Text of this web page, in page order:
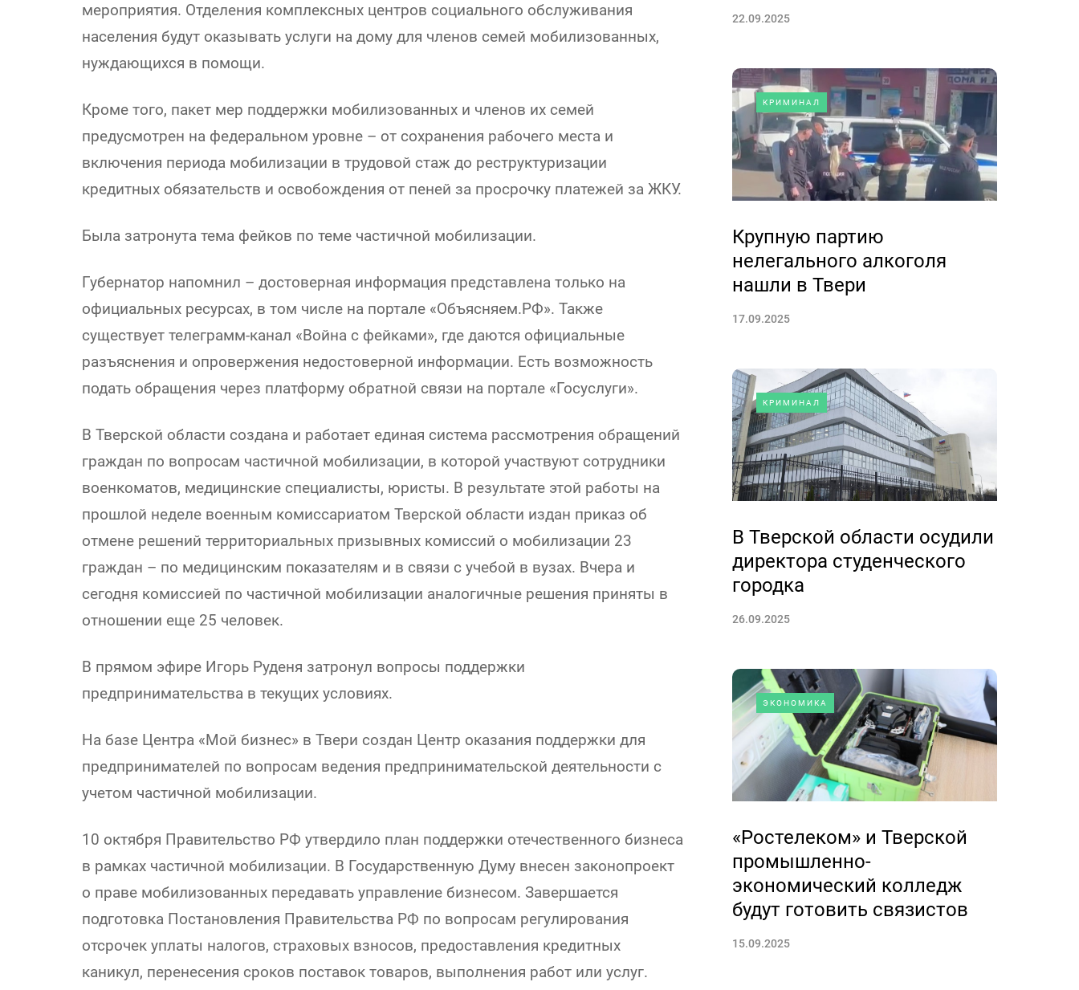
мероприятия. Отделения комплексных центров социального обслуживания
населения будут оказывать услуги на дому для членов семей мобилизованных,
нуждающихся в помощи.
Кроме того, пакет мер поддержки мобилизованных и членов их семей
предусмотрен на федеральном уровне – от сохранения рабочего места и
включения периода мобилизации в трудовой стаж до реструктуризации
кредитных обязательств и освобождения от пеней за просрочку платежей за ЖКУ.
Была затронута тема фейков по теме частичной мобилизации.
Губернатор напомнил – достоверная информация представлена только на
официальных ресурсах, в том числе на портале «Объясняем.РФ». Также
существует телеграмм-канал «Война с фейками», где даются официальные
разъяснения и опровержения недостоверной информации. Есть возможность
подать обращения через платформу обратной связи на портале «Госуслуги».
В Тверской области создана и работает единая система рассмотрения обращений
граждан по вопросам частичной мобилизации, в которой участвуют сотрудники
военкоматов, медицинские специалисты, юристы. В результате этой работы на
прошлой неделе военным комиссариатом Тверской области издан приказ об
отмене решений территориальных призывных комиссий о мобилизации 23
граждан – по медицинским показателям и в связи с учебой в вузах. Вчера и
сегодня комиссией по частичной мобилизации аналогичные решения приняты в
отношении еще 25 человек.
В прямом эфире Игорь Руденя затронул вопросы поддержки
предпринимательства в текущих условиях.
На базе Центра «Мой бизнес» в Твери создан Центр оказания поддержки для
предпринимателей по вопросам ведения предпринимательской деятельности с
учетом частичной мобилизации.
10 октября Правительство РФ утвердило план поддержки отечественного бизнеса
в рамках частичной мобилизации. В Государственную Думу внесен законопроект
о праве мобилизованных передавать управление бизнесом. Завершается
подготовка Постановления Правительства РФ по вопросам регулирования
отсрочек уплаты налогов, страховых взносов, предоставления кредитных
каникул, перенесения сроков поставок товаров, выполнения работ или услуг.
22.09.2025
КРИМИНАЛ
Крупную партию
нелегального алкоголя
нашли в Твери
17.09.2025
КРИМИНАЛ
В Тверской области осудили
директора студенческого
городка
26.09.2025
ЭКОНОМИКА
«Ростелеком» и Тверской
промышленно-
экономический колледж
будут готовить связистов
15.09.2025